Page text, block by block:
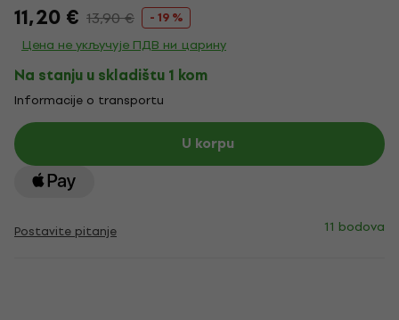
11,20 € 13,90 € - 19 %
Цена не укључује ПДВ ни царину
Na stanju u skladištu 1 kom
Informacije o transportu
U korpu
Postavite pitanje 11 bodova